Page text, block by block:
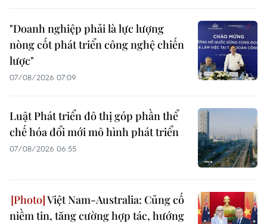
"Doanh nghiệp phải là lực lượng
nòng cốt phát triển công nghệ chiến
lược"
07/08/2026 07:09
Luật Phát triển đô thị góp phần thể
chế hóa đổi mới mô hình phát triển
07/08/2026 06:55
Việt Nam-Australia: Củng cố
niềm tin, tăng cường hợp tác, hướng